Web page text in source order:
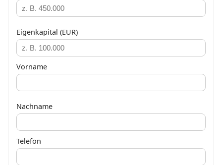
Eigenkapital (EUR)
Vorname
Nachname
Telefon